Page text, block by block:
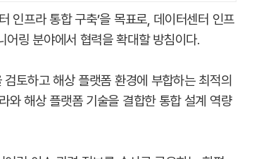
인프라 통합 구축’을 목표로, 데이터센터 인프
링 분야에서 협력을 확대할 방침이다.
토하고 해상 플랫폼 환경에 부합하는 최적의
와 해상 플랫폼 기술을 결합한 통합 설계 역량